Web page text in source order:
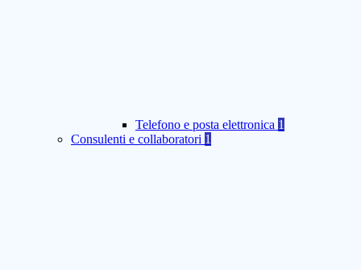
Telefono e posta elettronica 1
Consulenti e collaboratori 1